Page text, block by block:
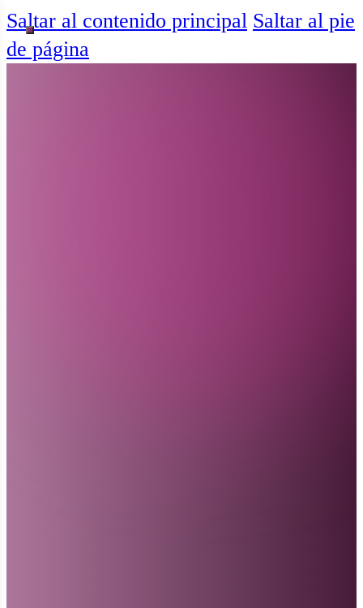
Saltar al contenido principal Saltar al pie
de página